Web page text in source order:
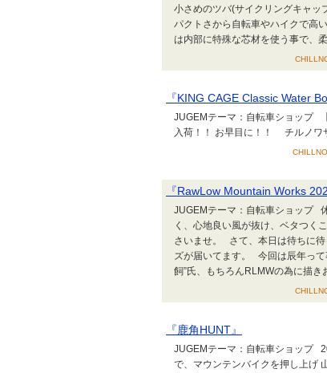
小さめのツバ(サイクリングキャッ
パクトさから自転車やハイクで高
は内部に特殊な芯材を使う事で、
『KING CAGE Classic Water
JUGEMテーマ：自転車ショップ
入荷！！ お早目に！！ チルノワ
『RawLow Mountain Works
JUGEMテーマ：自転車ショップ
く、心地良い風が抜け、ベタつく
さいませ。 さて、本日は待ちに
ズが届いてます。 今回は辰年っ
飼”氏、もちろんRLMWの為に描
『鹿角HUNT』
JUGEMテーマ：自転車ショップ
で、マウンテンバイクを押し上げ